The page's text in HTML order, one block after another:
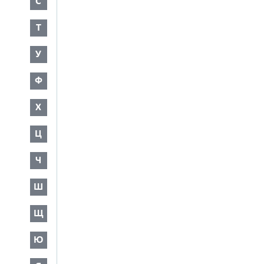
Т
У
Ф
Х
Ц
Ч
Ш
Щ
Ю